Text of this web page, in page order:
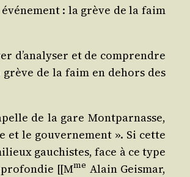
: la grève de la faim
d’analyser et de com­prendre
grève de la faim en dehors des
de la gare Mont­par­nasse,
et le gou­ver­ne­ment ». Si cette
gau­chistes, face à ce type
[[Mme Alain Geis­mar,